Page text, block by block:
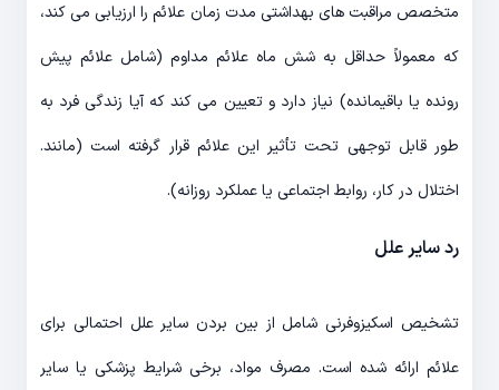
متخصص مراقبت های بهداشتی مدت زمان علائم را ارزیابی می کند،
که معمولاً حداقل به شش ماه علائم مداوم (شامل علائم پیش
رونده یا باقیمانده) نیاز دارد و تعیین می کند که آیا زندگی فرد به
طور قابل توجهی تحت تأثیر این علائم قرار گرفته است (مانند.
اختلال در کار، روابط اجتماعی یا عملکرد روزانه).
رد سایر علل
تشخیص اسکیزوفرنی شامل از بین بردن سایر علل احتمالی برای
علائم ارائه شده است. مصرف مواد، برخی شرایط پزشکی یا سایر